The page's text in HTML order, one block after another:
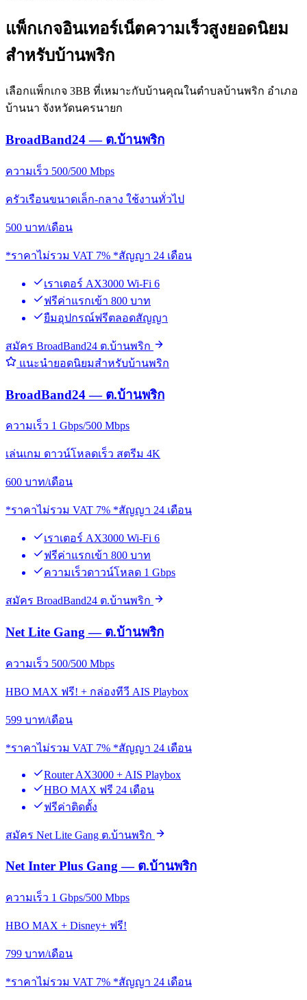
แพ็กเกจอินเทอร์เน็ตความเร็วสูงยอดนิยม
สำหรับบ้านพริก
เลือกแพ็กเกจ 3BB ที่เหมาะกับบ้านคุณในตำบลบ้านพริก อำเภอ
บ้านนา จังหวัดนครนายก
BroadBand24 — ต.บ้านพริก
ความเร็ว 500/500 Mbps
ครัวเรือนขนาดเล็ก-กลาง ใช้งานทั่วไป
500 บาท/เดือน
*ราคาไม่รวม VAT 7% *สัญญา 24 เดือน
เราเตอร์ AX3000 Wi-Fi 6
ฟรีค่าแรกเข้า 800 บาท
ยืมอุปกรณ์ฟรีตลอดสัญญา
สมัคร BroadBand24 ต.บ้านพริก
แนะนำยอดนิยมสำหรับบ้านพริก
BroadBand24 — ต.บ้านพริก
ความเร็ว 1 Gbps/500 Mbps
เล่นเกม ดาวน์โหลดเร็ว สตรีม 4K
600 บาท/เดือน
*ราคาไม่รวม VAT 7% *สัญญา 24 เดือน
เราเตอร์ AX3000 Wi-Fi 6
ฟรีค่าแรกเข้า 800 บาท
ความเร็วดาวน์โหลด 1 Gbps
สมัคร BroadBand24 ต.บ้านพริก
Net Lite Gang — ต.บ้านพริก
ความเร็ว 500/500 Mbps
HBO MAX ฟรี! + กล่องทีวี AIS Playbox
599 บาท/เดือน
*ราคาไม่รวม VAT 7% *สัญญา 24 เดือน
Router AX3000 + AIS Playbox
HBO MAX ฟรี 24 เดือน
ฟรีค่าติดตั้ง
สมัคร Net Lite Gang ต.บ้านพริก
Net Inter Plus Gang — ต.บ้านพริก
ความเร็ว 1 Gbps/500 Mbps
HBO MAX + Disney+ ฟรี!
799 บาท/เดือน
*ราคาไม่รวม VAT 7% *สัญญา 24 เดือน